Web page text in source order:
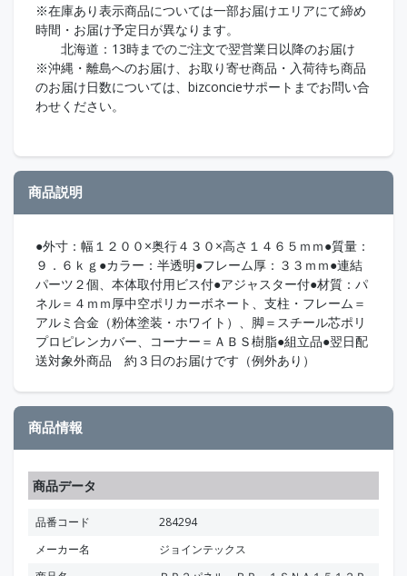
※在庫あり表示商品については一部お届けエリアにて締め
時間・お届け予定日が異なります。
北海道：13時までのご注文で翌営業日以降のお届け
※沖縄・離島へのお届け、お取り寄せ商品・入荷待ち商品
のお届け日数については、bizconcieサポートまでお問い合
わせください。
商品説明
●外寸：幅１２００×奥行４３０×高さ１４６５ｍｍ●質量：
９．６ｋｇ●カラー：半透明●フレーム厚：３３ｍｍ●連結
パーツ２個、本体取付用ビス付●アジャスター付●材質：パ
ネル＝４ｍｍ厚中空ポリカーボネート、支柱・フレーム＝
アルミ合金（粉体塗装・ホワイト）、脚＝スチール芯ポリ
プロピレンカバー、コーナー＝ＡＢＳ樹脂●組立品●翌日配
送対象外商品 約３日のお届けです（例外あり）
商品情報
商品データ
品番コード
284294
メーカー名
ジョインテックス